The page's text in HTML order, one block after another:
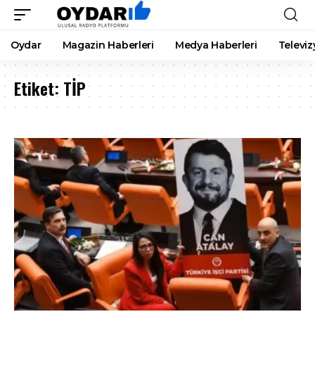
Oydar Magazin Haberleri Medya Haberleri
Etiket: TİP